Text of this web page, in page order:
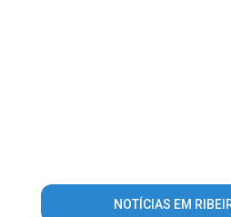
NOTÍCIAS EM